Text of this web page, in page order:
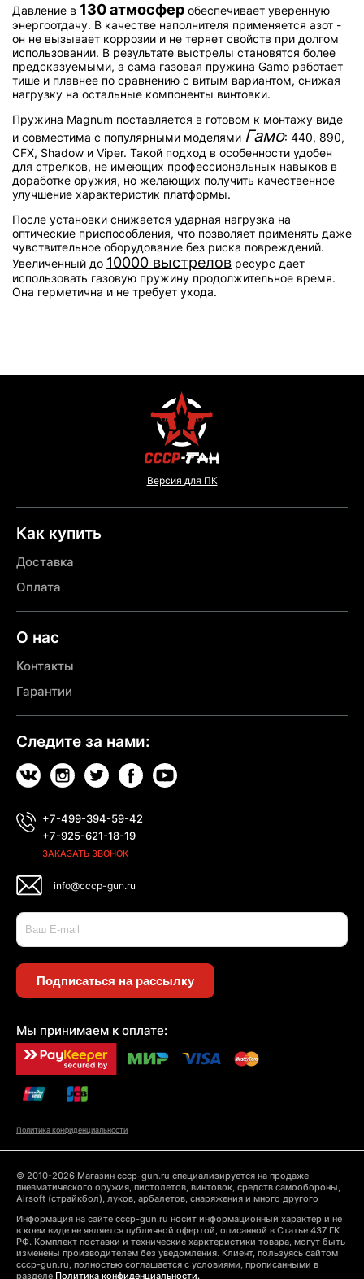
Давление в 130 атмосфер обеспечивает уверенную
энергоотдачу. В качестве наполнителя применяется азот -
он не вызывает коррозии и не теряет свойств при долгом
использовании. В результате выстрелы становятся более
предсказуемыми, а сама газовая пружина Gamo работает
тише и плавнее по сравнению с витым вариантом, снижая
нагрузку на остальные компоненты винтовки.
Пружина Magnum поставляется в готовом к монтажу виде
и совместима с популярными моделями Гамо: 440, 890,
CFX, Shadow и Viper. Такой подход в особенности удобен
для стрелков, не имеющих профессиональных навыков в
доработке оружия, но желающих получить качественное
улучшение характеристик платформы.
После установки снижается ударная нагрузка на
оптические приспособления, что позволяет применять даже
чувствительное оборудование без риска повреждений.
Увеличенный до 10000 выстрелов ресурс дает
использовать газовую пружину продолжительное время.
Она герметична и не требует ухода.
Версия для ПК
Как купить
Доставка
Оплата
О нас
Контакты
Гарантии
Следите за нами:
+7-499-394-59-42
+7-925-621-18-19
ЗАКАЗАТЬ ЗВОНОК
info@cccp-gun.ru
Подписаться на рассылку
Мы принимаем к оплате:
Политика конфиденциальности
© 2010-2026 Магазин cccp-gun.ru специализируется на продаже
пневматического оружия, пистолетов, винтовок, средств самообороны,
Airsoft (страйкбол), луков, арбалетов, снаряжения и много другого
Информация на сайте cccp-gun.ru носит информационный характер и не
в коем виде не является публичной офертой, описанной в Статье 437 ГК
РФ. Комплект поставки и технические харктеристики товара, могут быть
изменены производителем без уведомления. Клиент, пользуясь сайтом
cccp-gun.ru, полностью соглашается с условиями, прописанными в
разделе Политика конфиденциальности.